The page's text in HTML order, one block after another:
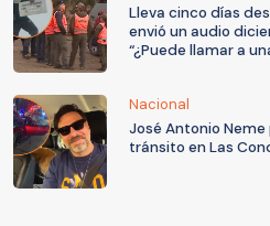
Lleva cinco días
envió un audio
“¿Puede llamar a
Nacional
José Antonio
tránsito en Las